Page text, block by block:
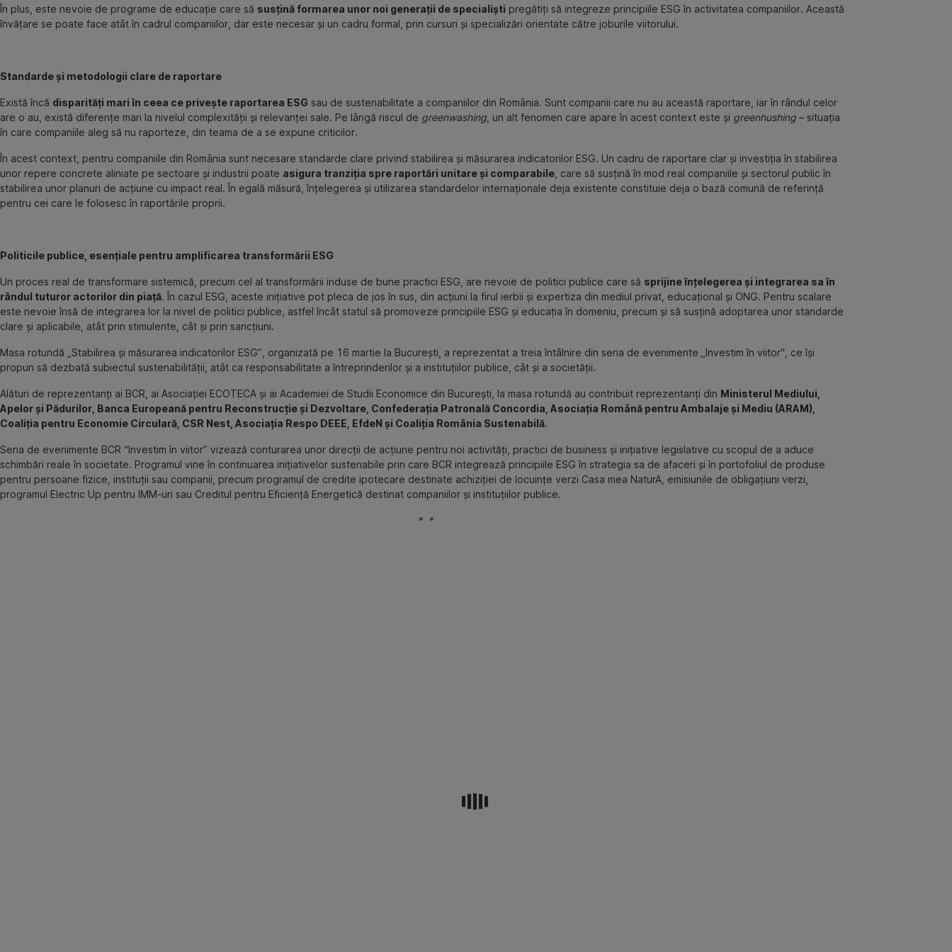
În plus, este nevoie de programe de educație care să susțină formarea unor noi generații de specialiști pregătiți să integreze principiile ESG în activitatea companiilor. Această
învățare se poate face atât în cadrul companiilor, dar este necesar și un cadru formal, prin cursuri și specializări orientate către joburile viitorului.
Standarde și metodologii clare de raportare
Există încă disparități mari în ceea ce privește raportarea ESG sau de sustenabilitate a companiilor din România. Sunt companii care nu au această raportare, iar în rândul celor
are o au, există diferențe mari la nivelul complexității și relevanței sale. Pe lângă riscul de greenwashing , un alt fenomen care apare în acest context este și greenhushing – situația
în care companiile aleg să nu raporteze, din teama de a se expune criticilor.
În acest context, pentru companiile din România sunt necesare standarde clare privind stabilirea și măsurarea indicatorilor ESG. Un cadru de raportare clar și investiția în stabilirea
unor repere concrete aliniate pe sectoare și industrii poate asigura tranziția spre raportări unitare și comparabile , care să susțină în mod real companiile și sectorul public în
stabilirea unor planuri de acțiune cu impact real. În egală măsură, înțelegerea și utilizarea standardelor internaționale deja existente constituie deja o bază comună de referință
pentru cei care le folosesc în raportările proprii.
Politicile publice, esențiale pentru amplificarea transformării ESG
Un proces real de transformare sistemică, precum cel al transformării induse de bune practici ESG, are nevoie de politici publice care să sprijine înțelegerea și integrarea sa în
rândul tuturor actorilor din piață. În cazul ESG, aceste inițiative pot pleca de jos în sus, din acțiuni la firul ierbii și expertiza din mediul privat, educațional și ONG. Pentru scalare
este nevoie însă de integrarea lor la nivel de politici publice, astfel încât statul să promoveze principiile ESG și educația în domeniu, precum și să susțină adoptarea unor standarde
clare și aplicabile, atât prin stimulente, cât și prin sancțiuni.
Masa rotundă „Stabilirea și măsurarea indicatorilor ESG”, organizată pe 16 martie la București, a reprezentat a treia întâlnire din seria de evenimente „Investim în viitor", ce își
propun să dezbată subiectul sustenabilității, atât ca responsabilitate a întreprinderilor și a instituțiilor publice, cât și a societății.
Alături de reprezentanți ai BCR, ai Asociației ECOTECA și ai Academiei de Studii Economice din București, la masa rotundă au contribuit reprezentanți din Ministerul Mediului,
Apelor și Pădurilor, Banca Europeană pentru Reconstrucție și Dezvoltare, Confederația Patronală Concordia, Asociația Română pentru Ambalaje și Mediu (ARAM),
Coaliția pentru Economie Circulară, CSR Nest, Asociația Respo DEEE, EfdeN și Coaliția România Sustenabilă.
Seria de evenimente BCR “Investim în viitor” vizează conturarea unor direcții de acțiune pentru noi activități, practici de business și inițiative legislative cu scopul de a aduce
schimbări reale în societate. Programul vine în continuarea inițiativelor sustenabile prin care BCR integrează principiile ESG în strategia sa de afaceri și în portofoliul de produse
pentru persoane fizice, instituții sau companii, precum programul de credite ipotecare destinate achiziției de locuințe verzi Casa mea NaturA, emisiunile de obligațiuni verzi,
programul Electric Up pentru IMM-uri sau Creditul pentru Eficiență Energetică destinat companiilor și instituțiilor publice.
* *